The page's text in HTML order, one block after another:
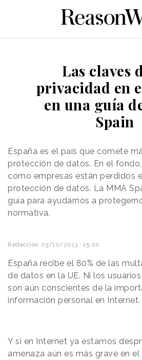
Las claves
privacidad en
en una guía
Spain
España es el país que comete
protección de datos. En el
como empresas están perdidos
protección de datos. La MMA
guía para ayudarnos a
normativa.
Redacción 03/10/2013 · 15:00
España recibe el 80% de las
de datos en la UE. Ni los
son aún conscientes de la
información personal en Internet.
Y si en Internet ya estamos
amenaza aún es más grave en